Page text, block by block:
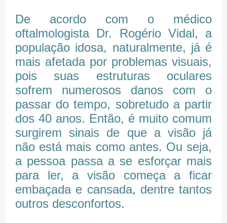
De acordo com o médico
oftalmologista Dr. Rogério Vidal, a
população idosa, naturalmente, já é
mais afetada por problemas visuais,
pois suas estruturas oculares
sofrem numerosos danos com o
passar do tempo, sobretudo a partir
dos 40 anos. Então, é muito comum
surgirem sinais de que a visão já
não está mais como antes. Ou seja,
a pessoa passa a se esforçar mais
para ler, a visão começa a ficar
embaçada e cansada, dentre tantos
outros desconfortos.